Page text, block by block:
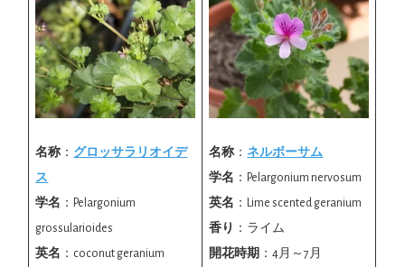
名称 ： グロッサラリオイデ
ス
学名 ：Pelargonium
grossularioides
英名 ：coconut geranium
名称 ：ネルボーサム
学名 ：Pelargonium nervosum
英名 ：Lime scented geranium
香り
：ライム
開花時期 ：4月～7月